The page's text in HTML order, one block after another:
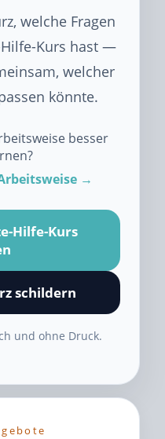
welche Fragen
Kurs hast —
welcher
könnte.
besser
→
Hilfe-Kurs
schildern
und ohne Druck.